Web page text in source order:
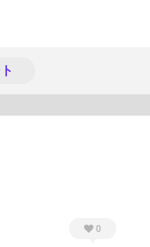
0